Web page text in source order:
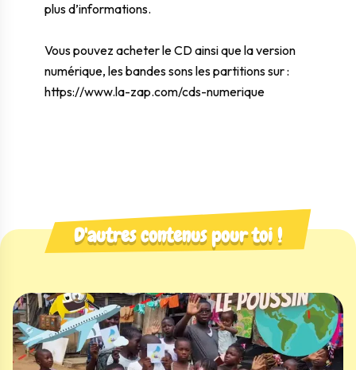
plus d’informations.
Vous pouvez acheter le CD ainsi que la version
numérique, les bandes sons les partitions sur :
https://www.la-zap.com/cds-numerique
D'autres contenus pour toi !